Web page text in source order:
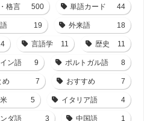
格言 500 単語カード 44
19 外来語 18
言語学 11 歴史 11
ン語 9 ポルトガル語 8
め 7 おすすめ 7
5 イタリア語 4
ダ語 3 中国語 1